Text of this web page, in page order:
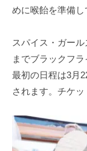
めに喉飴を準備し
スパイス・ガー
までブラックフ
最初の日程は3月
されます。チケッ